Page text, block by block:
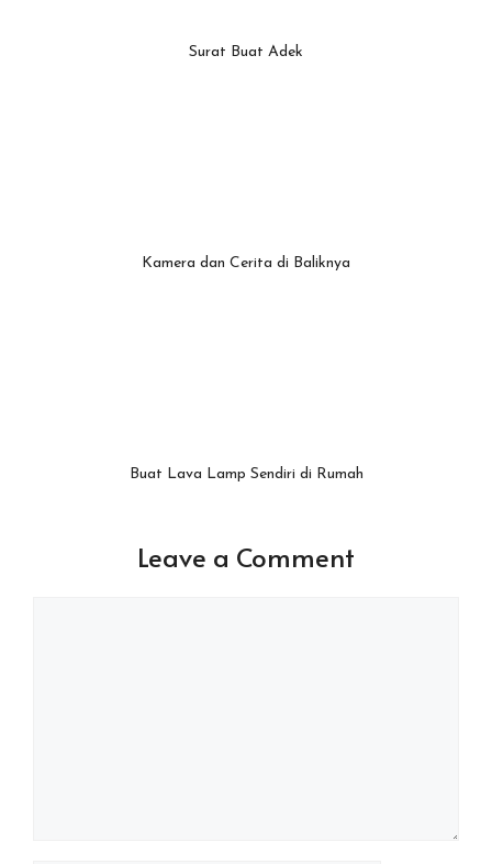
Surat Buat Adek
Kamera dan Cerita di Baliknya
Buat Lava Lamp Sendiri di Rumah
Leave a Comment